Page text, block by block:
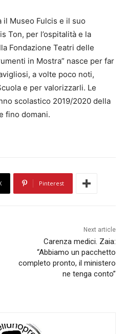
il Museo Fulcis e il suo
Ton, per l’ospitalità e la
Fondazione Teatri delle
in Mostra” nasce per far
a volte poco noti,
e per valorizzarli. Le
scolastico 2019/2020 della
fino domani.
Pinterest
Next article
Carenza medici. Zaia:
“Abbiamo un pacchetto
completo pronto, il ministero
ne tenga conto”